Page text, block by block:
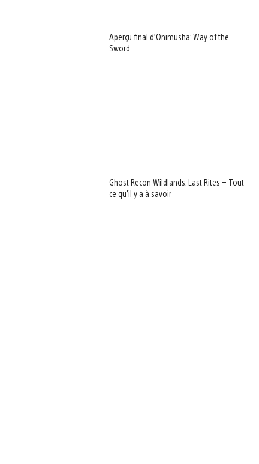
Aperçu final d’Onimusha: Way of the
Sword
Ghost Recon Wildlands: Last Rites – Tout
ce qu’il y a à savoir